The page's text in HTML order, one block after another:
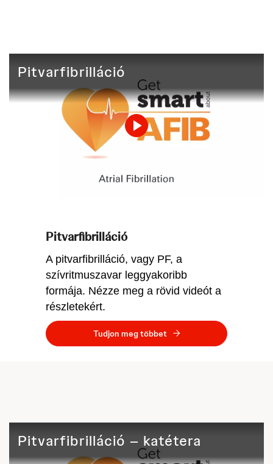
Pitvarfibrilláció
Play
Video
Pitvarfibrilláció
A pitvarfibrilláció, vagy PF, a
szívritmuszavar leggyakoribb
formája. Nézze meg a rövid videót a
részletekért.
Tudjon meg többet
Pitvarfibrilláció – katéterabláció